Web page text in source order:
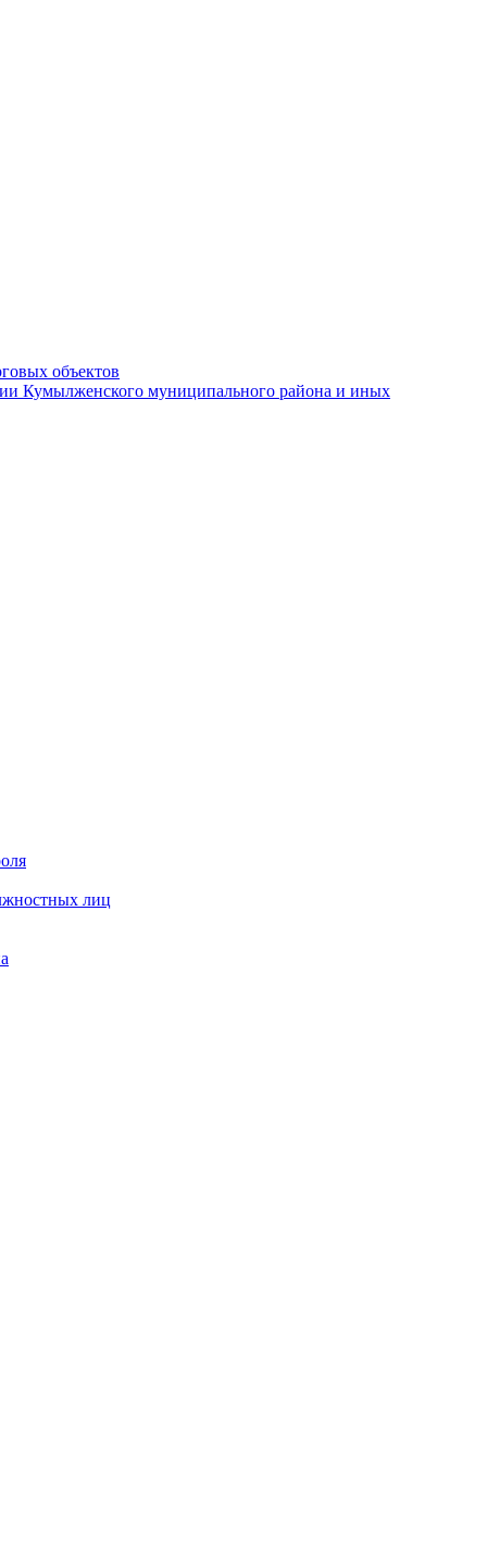
объектов
Кумылженского муниципального района и иных
лиц